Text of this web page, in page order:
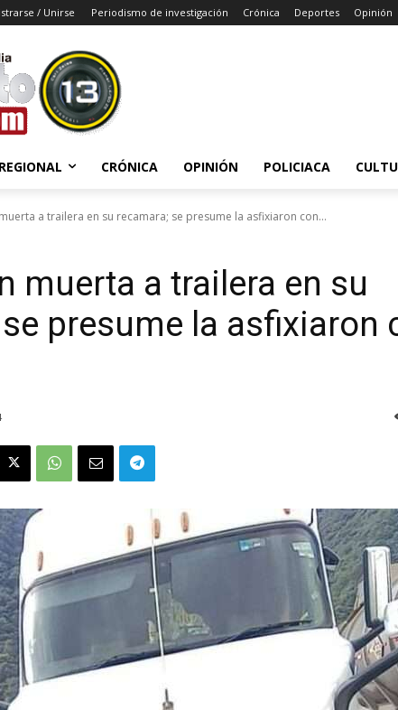
/ Unirse Periodismo de investigación Crónica Deportes Opinión
REGIONAL CRÓNICA OPINIÓN POLICIACA
a trailera en su recamara; se presume la asfixiaron con...
muerta a trailera en su
presume la asfixiaron